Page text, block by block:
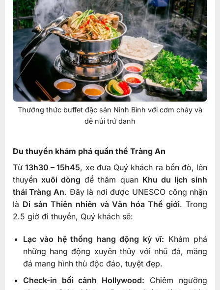
Thưởng thức buffet đặc sản Ninh Bình với cơm cháy và
dê núi trứ danh
Du thuyền khám phá quần thể Tràng An
Từ13h30 – 15h45, xe đưa Quý khách ra bến đò, lên
thuyền xuôi dòng để thăm quan Khu du lịch sinh
thái Tràng An. Đây là nơi được UNESCO công nhận
là Di sản Thiên nhiên và Văn hóa Thế giới. Trong
2.5 giờ đi thuyền, Quý khách sẽ:
Lạc vào hệ thống hang động kỳ vĩ: Khám phá
những hang động xuyên thủy với nhũ đá, măng
đá mang hình thù độc đáo, tuyệt đẹp.
Check-in bối cảnh Hollywood: Chiêm ngưỡng